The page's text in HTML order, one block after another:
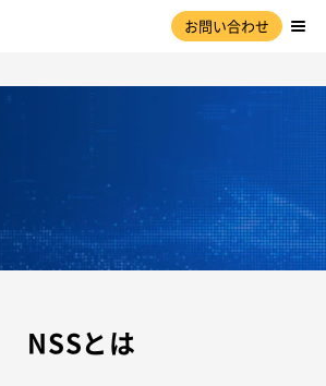
お問い合わせ
NSSとは